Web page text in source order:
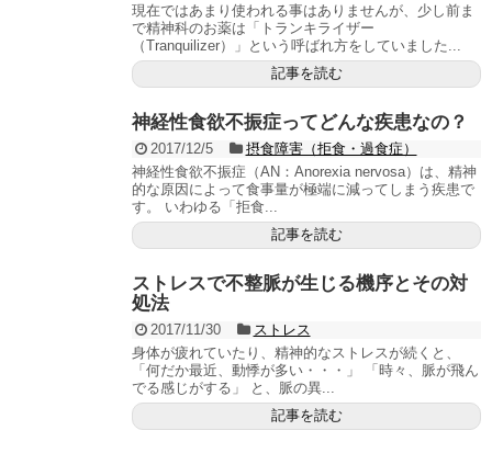
現在ではあまり使われる事はありませんが、少し前ま
で精神科のお薬は「トランキライザー
（Tranquilizer）」という呼ばれ方をしていました...
記事を読む
神経性食欲不振症ってどんな疾患なの？
2017/12/5
摂食障害（拒食・過食症）
神経性食欲不振症（AN：Anorexia nervosa）は、精神
的な原因によって食事量が極端に減ってしまう疾患で
す。 いわゆる「拒食...
記事を読む
ストレスで不整脈が生じる機序とその対
処法
2017/11/30
ストレス
身体が疲れていたり、精神的なストレスが続くと、
「何だか最近、動悸が多い・・・」 「時々、脈が飛ん
でる感じがする」 と、脈の異...
記事を読む